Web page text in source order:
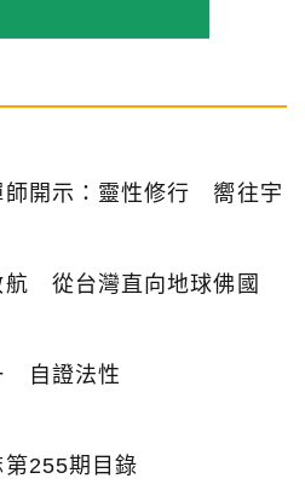
師開示：靈性修行 嚮往宇
航 從台灣直向地球佛國
自證法性
255期目錄